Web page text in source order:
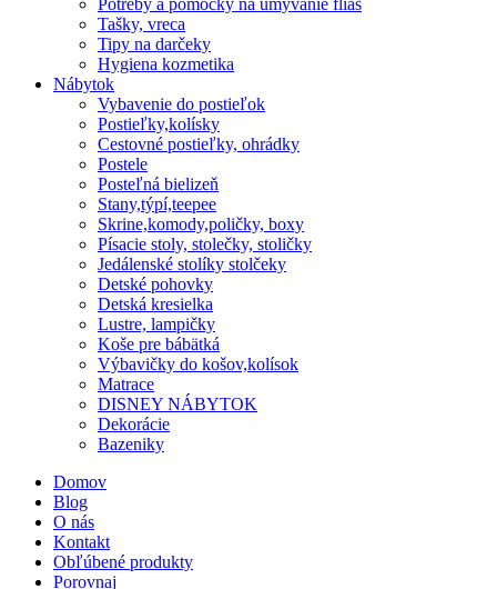
Tašky, vreca
Tipy na darčeky
Hygiena kozmetika
Nábytok
Vybavenie do postieľok
Postieľky,kolísky
Cestovné postieľky, ohrádky
Postele
Posteľná bielizeň
Stany,týpí,teepee
Skrine,komody,poličky, boxy
Písacie stoly, stolečky, stoličky
Jedálenské stolíky stolčeky
Detské pohovky
Detská kresielka
Lustre, lampičky
Koše pre bábätká
Výbavičky do košov,kolísok
Matrace
DISNEY NÁBYTOK
Dekorácie
Bazeniky
Domov
Blog
O nás
Kontakt
Obľúbené produkty
Porovnaj